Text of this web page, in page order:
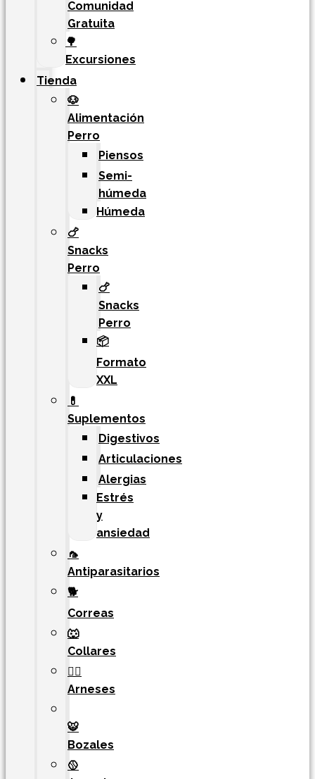
Comunidad
Gratuita
🌳
Excursiones
Tienda
🐶
Alimentación
Perro
Piensos
Semi-
húmeda
Húmeda
🍗
Snacks
Perro
🍗
Snacks
Perro
📦
Formato
XXL
💊
Suplementos
Digestivos
Articulaciones
Alergias
Estrés
y
ansiedad
🦟
Antiparasitarios
🐕
Correas
🐺
Collares
🐕‍🦺
Arneses
🐯​
Bozales
🥎